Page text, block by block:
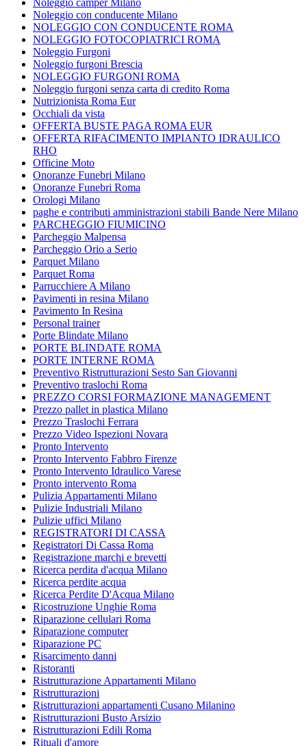
Noleggio con conducente Milano
NOLEGGIO CON CONDUCENTE ROMA
NOLEGGIO FOTOCOPIATRICI ROMA
Noleggio Furgoni
Noleggio furgoni Brescia
NOLEGGIO FURGONI ROMA
Noleggio furgoni senza carta di credito Roma
Nutrizionista Roma Eur
Occhiali da vista
OFFERTA BUSTE PAGA ROMA EUR
OFFERTA RIFACIMENTO IMPIANTO IDRAULICO
RHO
Officine Moto
Onoranze Funebri Milano
Onoranze Funebri Roma
Orologi Milano
paghe e contributi amministrazioni stabili Bande Nere Milano
PARCHEGGIO FIUMICINO
Parcheggio Malpensa
Parcheggio Orio a Serio
Parquet Milano
Parquet Roma
Parrucchiere A Milano
Pavimenti in resina Milano
Pavimento In Resina
Personal trainer
Porte Blindate Milano
PORTE BLINDATE ROMA
PORTE INTERNE ROMA
Preventivo Ristrutturazioni Sesto San Giovanni
Preventivo traslochi Roma
PREZZO CORSI FORMAZIONE MANAGEMENT
Prezzo pallet in plastica Milano
Prezzo Traslochi Ferrara
Prezzo Video Ispezioni Novara
Pronto Intervento
Pronto Intervento Fabbro Firenze
Pronto Intervento Idraulico Varese
Pronto intervento Roma
Pulizia Appartamenti Milano
Pulizie Industriali Milano
Pulizie uffici Milano
REGISTRATORI DI CASSA
Registratori Di Cassa Roma
Registrazione marchi e brevetti
Ricerca perdita d'acqua Milano
Ricerca perdite acqua
Ricerca Perdite D'Acqua Milano
Ricostruzione Unghie Roma
Riparazione cellulari Roma
Riparazione computer
Riparazione PC
Risarcimento danni
Ristoranti
Ristrutturazione Appartamenti Milano
Ristrutturazioni
Ristrutturazioni appartamenti Cusano Milanino
Ristrutturazioni Busto Arsizio
Ristrutturazioni Edili Roma
Rituali d'amore